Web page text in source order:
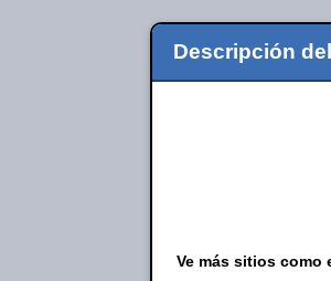
Descripción
Ve más sitios como